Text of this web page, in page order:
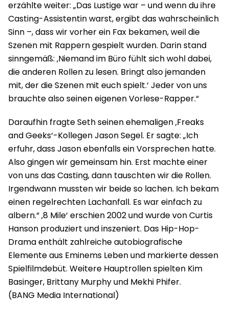
erzählte weiter: „Das Lustige war – und wenn du ihre
Casting-Assistentin warst, ergibt das wahrscheinlich
Sinn –, dass wir vorher ein Fax bekamen, weil die
Szenen mit Rappern gespielt wurden. Darin stand
sinngemäß: ‚Niemand im Büro fühlt sich wohl dabei,
die anderen Rollen zu lesen. Bringt also jemanden
mit, der die Szenen mit euch spielt.‘ Jeder von uns
brauchte also seinen eigenen Vorlese-Rapper.“
Daraufhin fragte Seth seinen ehemaligen ‚Freaks
and Geeks‘-Kollegen Jason Segel. Er sagte: „Ich
erfuhr, dass Jason ebenfalls ein Vorsprechen hatte.
Also gingen wir gemeinsam hin. Erst machte einer
von uns das Casting, dann tauschten wir die Rollen.
Irgendwann mussten wir beide so lachen. Ich bekam
einen regelrechten Lachanfall. Es war einfach zu
albern.“ ‚8 Mile‘ erschien 2002 und wurde von Curtis
Hanson produziert und inszeniert. Das Hip-Hop-
Drama enthält zahlreiche autobiografische
Elemente aus Eminems Leben und markierte dessen
Spielfilmdebüt. Weitere Hauptrollen spielten Kim
Basinger, Brittany Murphy und Mekhi Phifer.